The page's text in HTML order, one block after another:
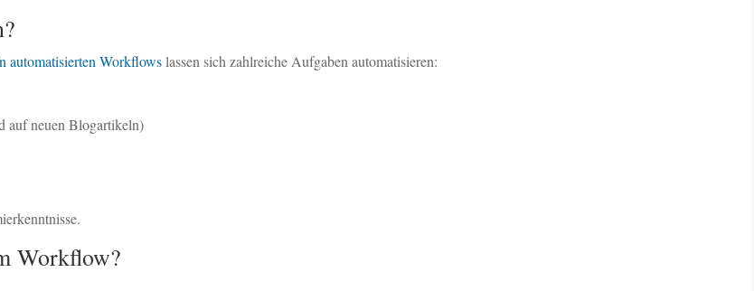
automatisierten Workflowslassen sich zahlreiche Aufgaben automatisieren:
auf neuen Blogartikeln)
Workflow?